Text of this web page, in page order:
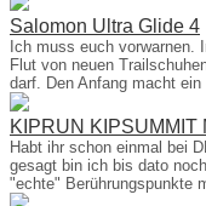
Salomon Ultra Glide 4
Ich muss euch vorwarnen.
Flut von neuen
darf. Den Anfang macht ein
KIPRUN KIPSUMMIT
Habt ihr schon einmal bei
gesagt bin ich bis dato
"echte" Berührungspunkte